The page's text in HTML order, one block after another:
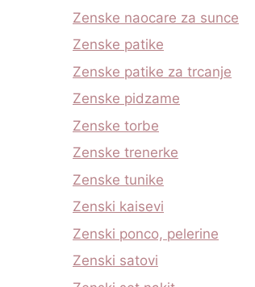
Zenske naocare za sunce
Zenske patike
Zenske patike za trcanje
Zenske pidzame
Zenske torbe
Zenske trenerke
Zenske tunike
Zenski kaisevi
Zenski ponco, pelerine
Zenski satovi